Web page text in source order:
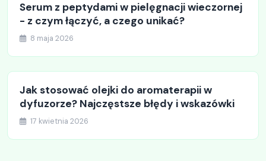
Serum z peptydami w pielęgnacji wieczornej
- z czym łączyć, a czego unikać?
8 maja 2026
Jak stosować olejki do aromaterapii w
dyfuzorze? Najczęstsze błędy i wskazówki
17 kwietnia 2026